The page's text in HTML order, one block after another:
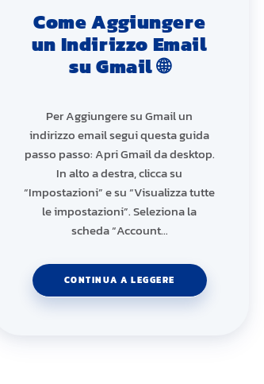
Come Aggiungere
un Indirizzo Email
su Gmail 🌐
Per Aggiungere su Gmail un
indirizzo email segui questa guida
passo passo: Apri Gmail da desktop.
In alto a destra, clicca su
“Impostazioni” e su “Visualizza tutte
le impostazioni”. Seleziona la
scheda “Account…
CONTINUA A LEGGERE